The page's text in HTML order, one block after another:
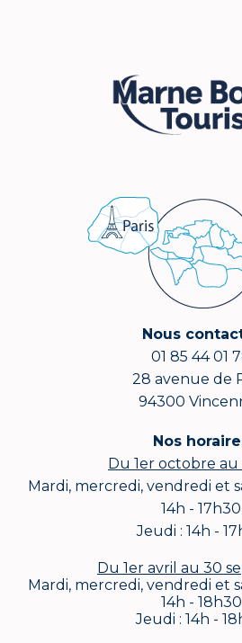
Nous
01 85 44 01
28 avenue de
94300
Nos
Du 1er octobre au
Mardi, mercredi, vendredi et
14h - 17h30
Jeudi : 14h -
Du 1er avril au 30
Mardi, mercredi, vendredi et
14h - 18h30
Jeudi : 14h -